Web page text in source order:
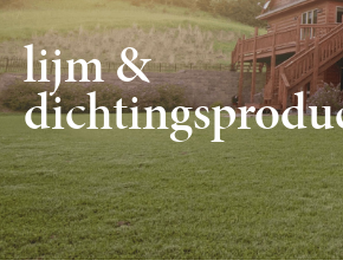
lijm &